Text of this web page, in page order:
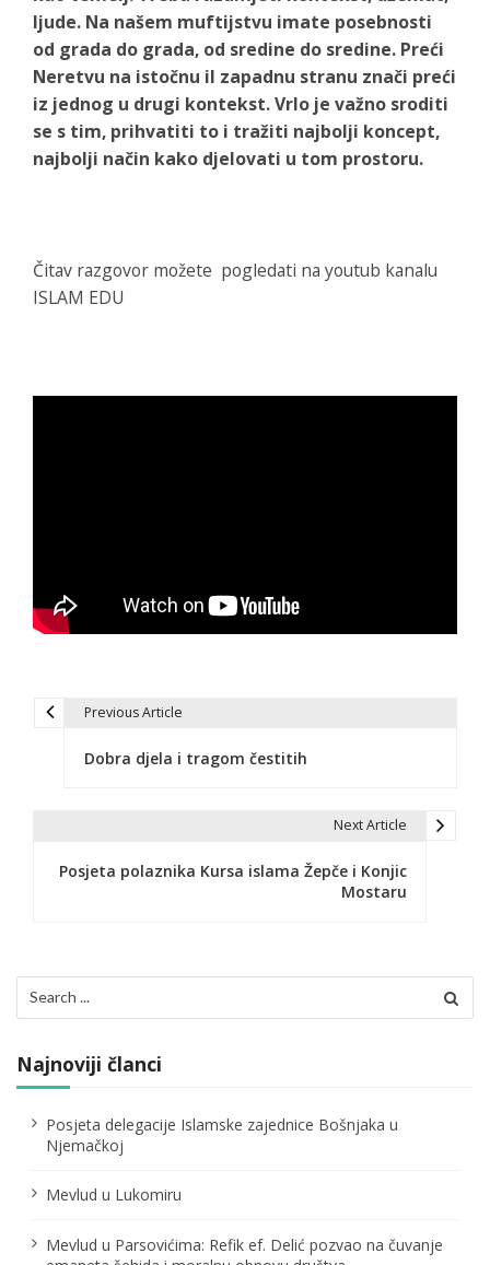
ljude. Na našem muftijstvu imate posebnosti
od grada do grada, od sredine do sredine. Preći
Neretvu na istočnu il zapadnu stranu znači preći
iz jednog u drugi kontekst. Vrlo je važno sroditi
se s tim, prihvatiti to i tražiti najbolji koncept,
najbolji način kako djelovati u tom prostoru.
Čitav razgovor možete pogledati na youtub kanalu
ISLAM EDU
c
i
a
č
a
n
Previous Article
Dobra djela i tragom čestitih
Next Article
Posjeta polaznika Kursa islama Žepče i Konjic
Mostaru
for:
Najnoviji članci
Posjeta delegacije Islamske zajednice Bošnjaka u
Njemačkoj
Mevlud u Lukomiru
Mevlud u Parsovićima: Refik ef. Delić pozvao na čuvanje